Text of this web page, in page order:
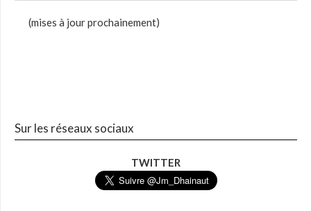
(mises à jour prochainement)
Sur les réseaux sociaux
TWITTER